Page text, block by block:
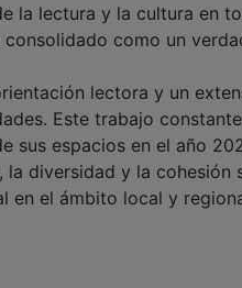
la lectura y la cultura en
como un
lectora y un
Este trabajo
sus espacios en el año
diversidad y la cohesión
en el ámbito local y